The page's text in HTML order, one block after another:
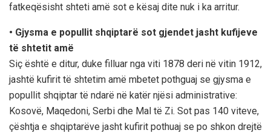
fatkeqësisht shteti amë sot e kësaj dite nuk i ka arritur.
• Gjysma e popullit shqiptarë sot gjendet jasht kufijeve
të shtetit amë
Siç është e ditur, duke filluar nga viti 1878 deri në vitin 1912,
jashtë kufirit të shtetim amë mbetet pothguaj se gjysma e
popullit shqiptar të ndarë në katër njësi administrative:
Kosovë, Maqedoni, Serbi dhe Mal të Zi. Sot pas 140 viteve,
çështja e shqiptarëve jasht kufirit pothuaj se po shkon drejtë